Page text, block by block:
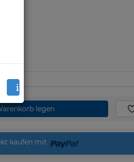
legen
kaufen mit